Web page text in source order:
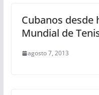
Cubanos desde
Mundial de
agosto 7, 2013